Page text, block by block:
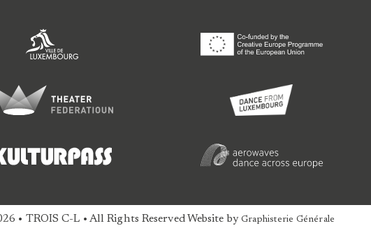
• TROIS C-L • All Rights Reserved Website by Graphisterie Générale